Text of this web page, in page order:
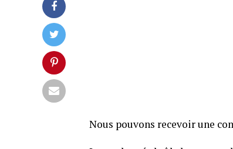
Nous pouvons recevoir une